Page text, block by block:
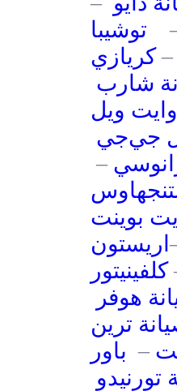
توشيبا
كريازي–
شارب
ويل
جيجي
–
بوينت
اريستون
كلفينيتور
هوفر
ترين
باور –
تورنيدو